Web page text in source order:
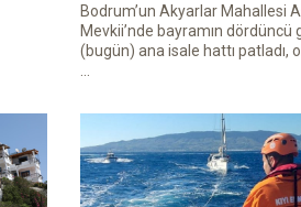
Bodrum’un Akyarlar Mahallesi
Mevkii’nde bayramın dördüncü
(bugün) ana isale hattı patladı,